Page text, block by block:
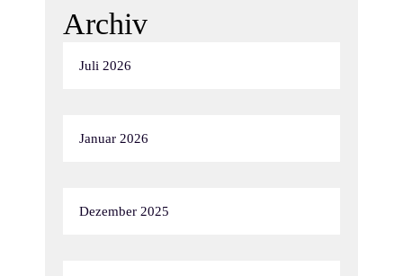
Archiv
Juli 2026
Januar 2026
Dezember 2025